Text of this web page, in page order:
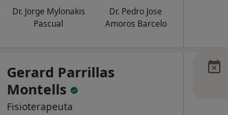
Dr. Jorge Mylonakis
Pascual
Dr. Pedro Jose
Amoros Barcelo
Gerard Parrillas
Montells
Fisioterapeuta